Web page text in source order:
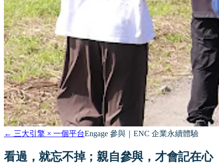
← 三大引擎 × 一個平台Engage 參與｜ENC 企業永續體驗
看過，就忘不掉； 親自參與，才會記在心